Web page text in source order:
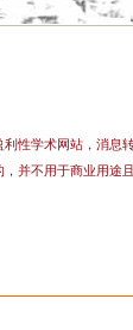
性学术网站，消息
并不用于商业用途